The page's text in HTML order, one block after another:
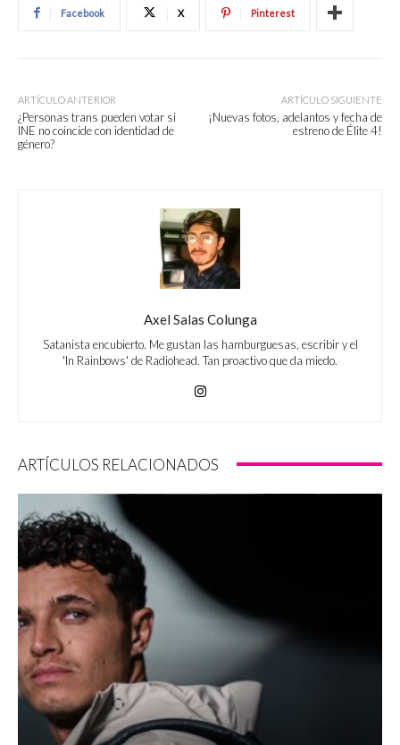
Facebook X Pinterest
ARTÍCULO ANTERIOR
¿Personas trans pueden votar si
INE no coincide con identidad de
género?
ARTÍCULO SIGUIENTE
¡Nuevas fotos, adelantos y fecha de
estreno de Élite 4!
Axel Salas Colunga
Satanista encubierto. Me gustan las hamburguesas, escribir y el
'In Rainbows' de Radiohead. Tan proactivo que da miedo.
ARTÍCULOS RELACIONADOS